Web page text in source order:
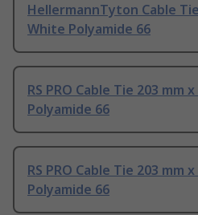
HellermannTyton Cable
White Polyamide 66
RS PRO Cable Tie 203 mm
Polyamide 66
RS PRO Cable Tie 203 mm
Polyamide 66